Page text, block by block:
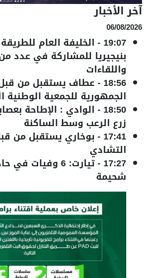
آخر الأخبار
06/08/2026
19:07
- الخليفة العام
بنيجيريا للمشاركة في عدد
واللقاءات
18:56
-عطاف يستقبل من
الجمهورية للجمعية الوطنية
18:50
- الوادي : الإطاحة
زرع الرعب وسط الساكنة
17:41
- بوخاري يستقبل من
التشادي
17:27
- تيارت: 6 وفيات
شحيمة